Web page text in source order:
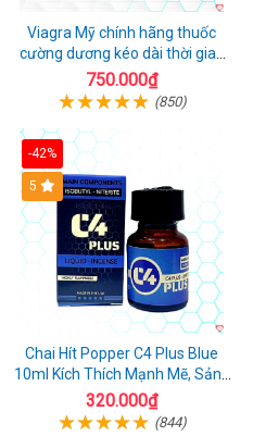
Viagra Mỹ chính hãng thuốc
cường dương kéo dài thời gian
cho Nam nhập khẩu chính ngạch
750.000₫
(850)
-42%
5
Chai Hít Popper C4 Plus Blue
10ml Kích Thích Mạnh Mẽ, Sảng
Khoái
320.000₫
(844)